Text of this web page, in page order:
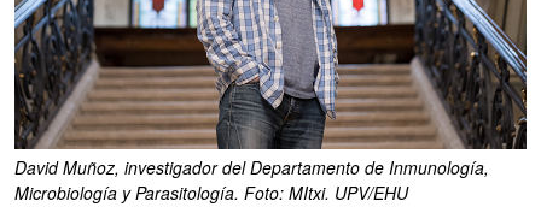
David Muñoz, investigador del Departamento de Inmunología,
Microbiología y Parasitología. Foto: MItxi. UPV/EHU